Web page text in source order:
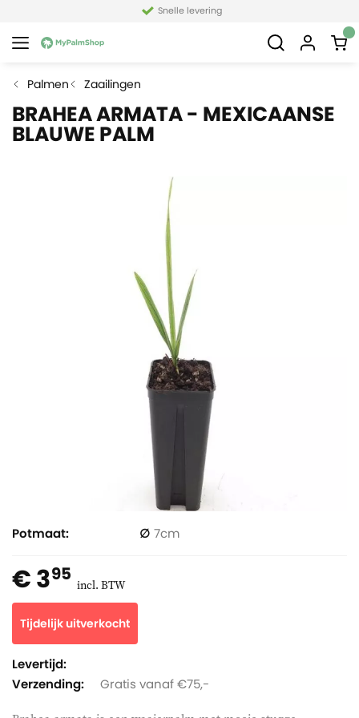
Snelle levering
Palmen Zaailingen
BRAHEA ARMATA - MEXICAANSE
BLAUWE PALM
Potmaat 7
€ 395 incl. BTW
Tijdelijk uitverkocht
Levertijd:
Verzending:
Gratis vanaf €75,-